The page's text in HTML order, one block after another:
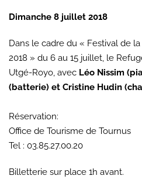
Dimanche 8 juillet 2018
Dans le cadre du « Festival de
2018 » du 6 au 15 juillet, le
Utgé-Royo, avec Léo Nissim
(batterie) et Cristine Hudin
Réservation:
Office de Tourisme de Tournus
Tel : 03.85.27.00.20
Billetterie sur place 1h avant.